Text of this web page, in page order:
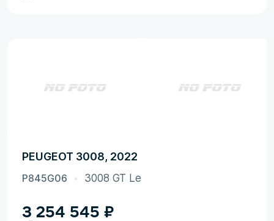
PEUGEOT 3008, 2022
P845G06 3008 GT Le
3 254 545 ₽